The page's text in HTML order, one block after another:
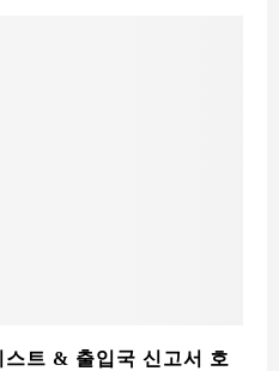
트 & 출입국 신고서 호